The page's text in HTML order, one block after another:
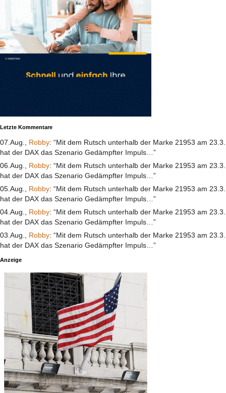
Letzte Kommentare
07.Aug., Robby: “Mit dem Rutsch unterhalb der Marke 21953 am 23.3.
hat der DAX das Szenario Gedämpfter Impuls…”
06.Aug., Robby: “Mit dem Rutsch unterhalb der Marke 21953 am 23.3.
hat der DAX das Szenario Gedämpfter Impuls…”
05.Aug., Robby: “Mit dem Rutsch unterhalb der Marke 21953 am 23.3.
hat der DAX das Szenario Gedämpfter Impuls…”
04.Aug., Robby: “Mit dem Rutsch unterhalb der Marke 21953 am 23.3.
hat der DAX das Szenario Gedämpfter Impuls…”
03.Aug., Robby: “Mit dem Rutsch unterhalb der Marke 21953 am 23.3.
hat der DAX das Szenario Gedämpfter Impuls…”
Anzeige